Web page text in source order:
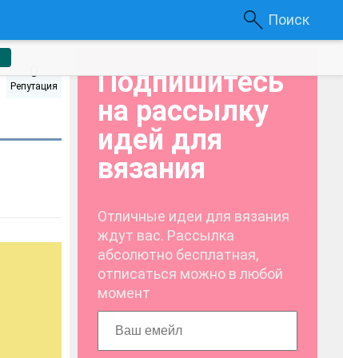
Поиск
0
Репутация
Подпишитесь
на рассылку
идей для
вязания
Отличные идеи для вязания
ждут вас. Рассылка
абсолютно бесплатная,
отписаться можно в любой
момент